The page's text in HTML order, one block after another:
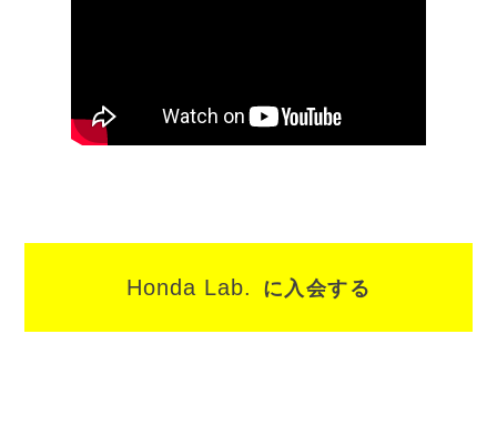
佐々木圭一著、50万部を超える『なぜ、「これ」は健
康にいいのか?』小林弘幸著など16冊200万部を突破す
Honda Lab. に入会する